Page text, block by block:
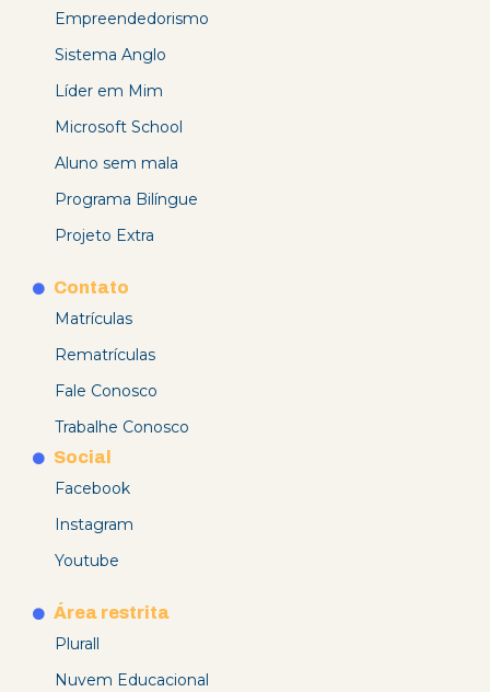
Empreendedorismo
Sistema Anglo
Líder em Mim
Microsoft School
Aluno sem mala
Programa Bilíngue
Projeto Extra
Contato
Matrículas
Rematrículas
Fale Conosco
Trabalhe Conosco
Social
Facebook
Instagram
Youtube
Área restrita
Plurall
Nuvem Educacional